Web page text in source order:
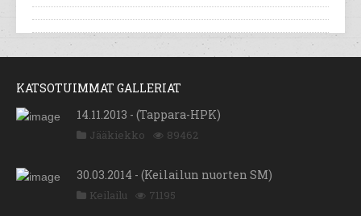
KATSOTUIMMAT GALLERIAT
14.11.2013 - (Tappara-HPK)
Jääkiekko 89462
30.03.2014 - (Keilailun nuorten SM)
Keilailu 71195